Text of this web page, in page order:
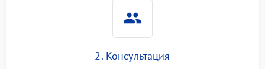
2. Консультация